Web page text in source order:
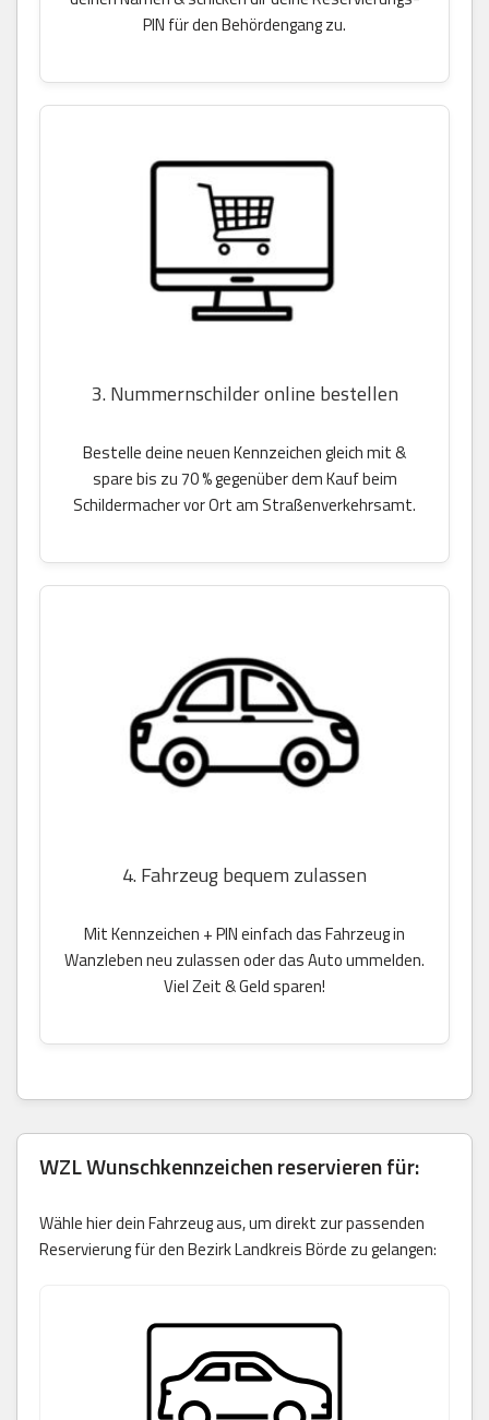
PIN für den Behördengang zu.
3. Nummernschilder online bestellen
Bestelle deine neuen Kennzeichen gleich mit &
spare bis zu 70 % gegenüber dem Kauf beim
Schildermacher vor Ort am Straßenverkehrsamt.
4. Fahrzeug bequem zulassen
Mit Kennzeichen + PIN einfach das Fahrzeug in
Wanzleben neu zulassen oder das Auto ummelden.
Viel Zeit & Geld sparen!
WZL Wunschkennzeichen reservieren für:
Wähle hier dein Fahrzeug aus, um direkt zur passenden
Reservierung für den Bezirk Landkreis Börde zu gelangen: